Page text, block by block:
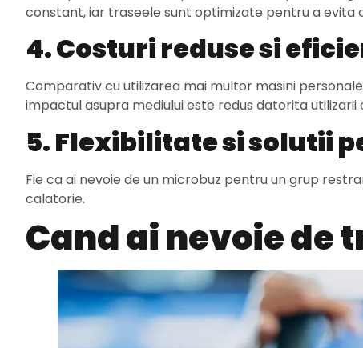
constant, iar traseele sunt optimizate pentru a evita
4. Costuri reduse si
Comparativ cu utilizarea mai multor masini
impactul asupra mediului este redus datorita utilizarii
5. Flexibilitate si solutii
Fie ca ai nevoie de un microbuz pentru un grup
calatorie.
Cand ai nevoie de